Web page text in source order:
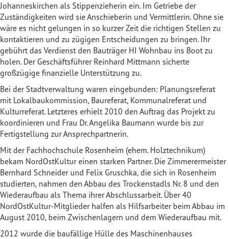
Johanneskirchen als Stippenzieherin ein. Im Getriebe der
Zuständigkeiten wird sie Anschieberin und Vermittlerin. Ohne sie
wäre es nicht gelungen in so kurzer Zeit die richtigen Stellen zu
kontaktieren und zu zügigen Entscheidungen zu bringen. Ihr
gebührt das Verdienst den Bauträger HI Wohnbau ins Boot zu
holen. Der Geschäftsführer Reinhard Mittmann sicherte
großzügige finanzielle Unterstützung zu.
Bei der Stadtverwaltung waren eingebunden: Planungsreferat
mit Lokalbaukommission, Baureferat, Kommunalreferat und
Kulturreferat. Letzteres erhielt 2010 den Auftrag das Projekt zu
koordinieren und Frau Dr. Angelika Baumann wurde bis zur
Fertigstellung zur Ansprechpartnerin.
Mit der Fachhochschule Rosenheim (ehem. Holztechnikum)
bekam NordOstKultur einen starken Partner. Die Zimmerermeister
Bernhard Schneider und Felix Gruschka, die sich in Rosenheim
studierten, nahmen den Abbau des Trockenstadls Nr. 8 und den
Wiederaufbau als Thema ihrer Abschlussarbeit. Über 40
NordOstKultur-Mitglieder halfen als Hilfsarbeiter beim Abbau im
August 2010, beim Zwischenlagern und dem Wiederaufbau mit.
2012 wurde die baufällige Hülle des Maschinenhauses